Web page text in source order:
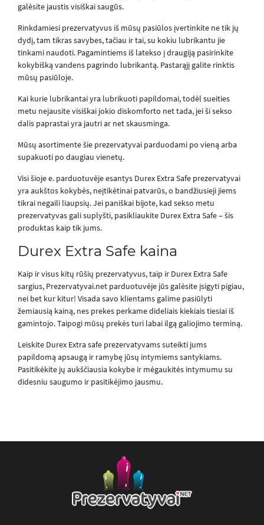
galėsite jaustis visiškai saugūs.
Rinkdamiesi prezervatyvus iš mūsų pasiūlos įvertinkite ne tik jų
dydį, tam tikras savybes, tačiau ir tai, su kokiu lubrikantu jie
tinkami naudoti. Pagamintiems iš latekso į draugiją pasirinkite
kokybišką vandens pagrindo lubrikantą. Pastarąjį galite rinktis
mūsų pasiūloje.
Kai kurie lubrikantai yra lubrikuoti papildomai, todėl sueities
metu nejausite visiškai jokio diskomforto net tada, jei ši sekso
dalis paprastai yra jautri ar net skausminga.
Mūsų asortimente šie prezervatyvai parduodami po vieną arba
supakuoti po daugiau vienetų.
Visi šioje e. parduotuvėje esantys Durex Extra Safe prezervatyvai
yra aukštos kokybės, neįtikėtinai patvarūs, o bandžiusieji jiems
tikrai negaili liaupsių. Jei paniškai bijote, kad sekso metu
prezervatyvas gali suplyšti, pasikliaukite Durex Extra Safe – šis
produktas kaip tik jums.
Durex Extra Safe kaina
Kaip ir visus kitų rūšių prezervatyvus, taip ir Durex Extra Safe
sargius, Prezervatyvai.net parduotuvėje jūs galėsite įsigyti pigiau,
nei bet kur kitur! Visada savo klientams galime pasiūlyti
žemiausią kainą, nes prekes perkame dideliais kiekiais tiesiai iš
gamintojo. Taipogi mūsų prekės turi labai ilgą galiojimo terminą.
Leiskite Durex Extra safe prezervatyvams suteikti jums
papildomą apsaugą ir ramybę jūsų intymiems santykiams.
Pasitikėkite jų aukščiausia kokybe ir mėgaukitės intymumu su
didesniu saugumo ir pasitikėjimo jausmu.